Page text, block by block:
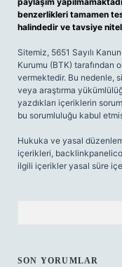
benzerlikleri tamamen
halindedir ve tavsiye
Sitemiz, 5651 Sayılı
Kurumu (BTK) tarafından
vermektedir. Bu nedenle,
veya araştırma
yazdıkları içeriklerin
bu sorumluluğu kabul
Hukuka ve yasal
içerikleri,
ilgili içerikler yasal süre
SON YORUMLAR